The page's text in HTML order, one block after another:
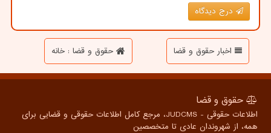
درج دیدگاه
اخبار حقوق و قضا حقوق و قضا : خانه
حقوق و قضا
اطلاعات حقوقی - JUDCMS، مرجع کامل اطلاعات حقوقی و قضایی برای
همه، از شهروندان عادی تا متخصصین